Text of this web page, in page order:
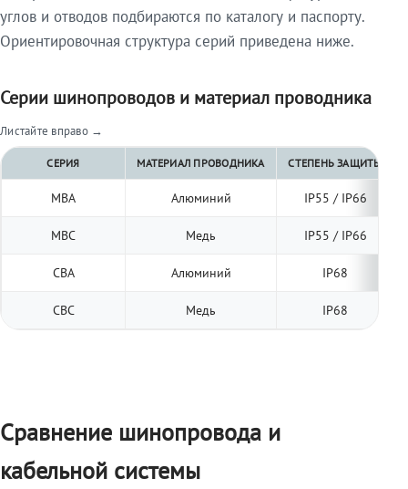
углов и отводов подбираются по каталогу и паспорту.
Ориентировочная структура серий приведена ниже.
Серии шинопроводов и материал проводника
Листайте вправо →
СЕРИЯ МАТЕРИАЛ ПРОВОДНИКА СТЕПЕНЬ ЗАЩИТЫ
МВА Алюминий IP55 / IP66
МВС Медь IP55 / IP66
СВА Алюминий IP68
СВС Медь IP68
Сравнение шинопровода и
кабельной системы